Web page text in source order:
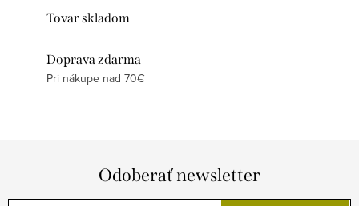
Tovar skladom
Doprava zdarma
Pri nákupe nad 70€
Odoberať newsletter